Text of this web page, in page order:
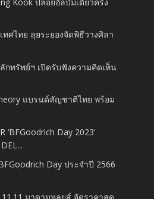
ทศไทย ลุยระยองจัดพิธีวางศิลา
กทรัพย์ฯ เปิดรับฟังความคิดเห็น
แบรนด์สัญชาติไทย พร้อม
‘BFGoodrich Day 2023’
Day ประจำปี 2566
11.11 มาดามหลุยส์ จัดราคาสุด